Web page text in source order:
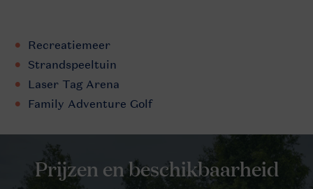
Recreatiemeer
Strandspeeltuin
Laser Tag Arena
Family Adventure Golf
Prijzen en beschikbaarheid